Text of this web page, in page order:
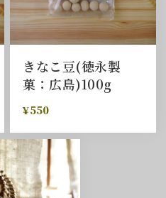
きなこ豆(徳永製
菓：広島)100g
¥550